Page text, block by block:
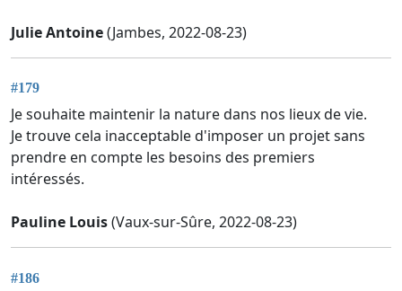
Julie Antoine(Jambes, 2022-08-23)
#179
Je souhaite maintenir la nature dans nos lieux de vie.
Je trouve cela inacceptable d'imposer un projet sans
prendre en compte les besoins des premiers
intéressés.
Pauline Louis(Vaux-sur-Sûre, 2022-08-23)
#186